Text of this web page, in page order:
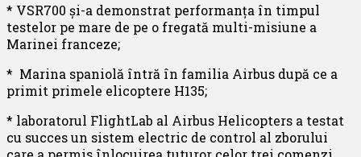
* VSR700 și-a demonstrat performanța în timpul
testelor pe mare de pe o fregată multi-misiune a
Marinei franceze;
* Marina spaniolă întră în familia Airbus după ce a
primit primele elicoptere H135;
* laboratorul FlightLab al Airbus Helicopters a testat
cu succes un sistem electric de control al zborului